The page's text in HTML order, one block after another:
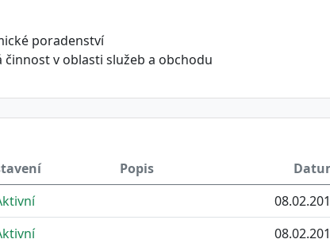
poradenství
v oblasti služeb a obchodu
Popis